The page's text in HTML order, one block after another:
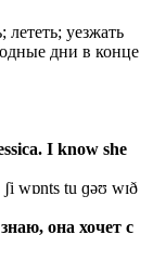
лететь; уезжать
дни в конце
I know she
ʃi wɒnts tu ɡəʊ wɪð
она хочет с